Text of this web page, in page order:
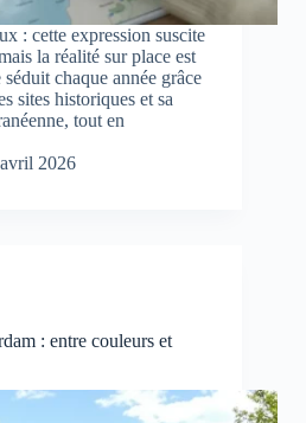
: cette expression suscite
la réalité sur place est
chaque année grâce
sites historiques et sa
tout en
2026
: entre couleurs et